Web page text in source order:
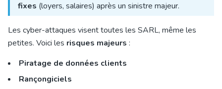
fixes (loyers, salaires) après un sinistre majeur.
Les cyber-attaques visent toutes les SARL, même les
petites. Voici les risques majeurs :
Piratage de données clients
Rançongiciels